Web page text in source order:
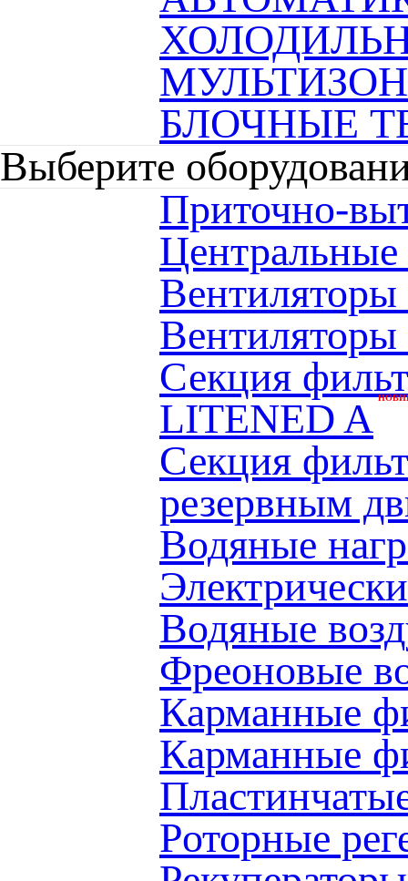
БЛОЧНЫЕ
Выберите
Приточно-
Секция
LITENED A
Секция
резервным
Водяные
Водяные
Фреоновые
Карманные
Карманные
Роторные